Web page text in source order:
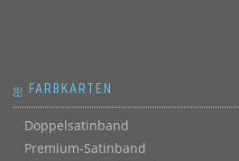
ஐ FARBKARTEN
Doppelsatinband
Premium-Satinband